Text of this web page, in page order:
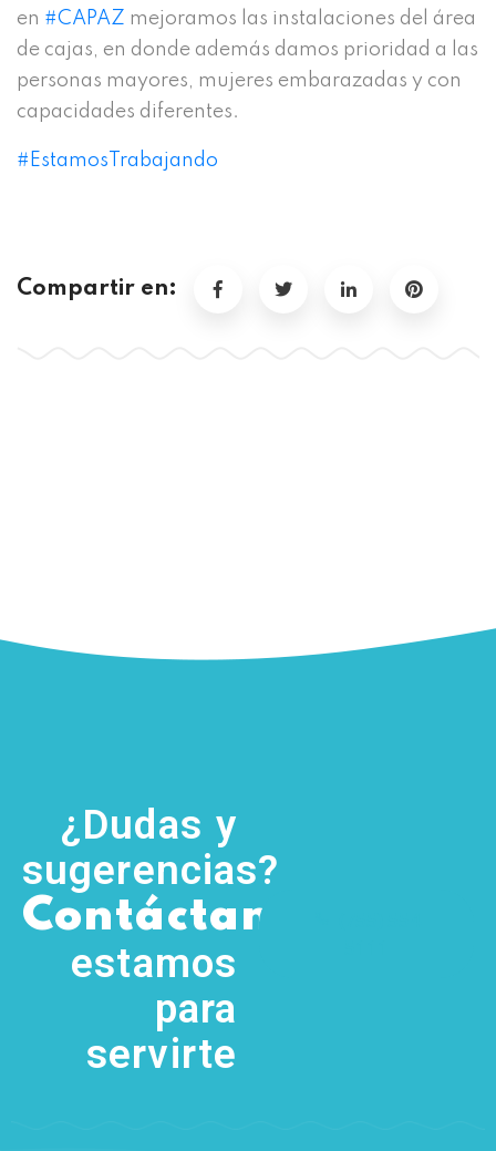
en #CAPAZ mejoramos las instalaciones del área
de cajas, en donde además damos prioridad a las
personas mayores, mujeres embarazadas y con
capacidades diferentes.
#EstamosTrabajando
Compartir en:
¿Dudas y
sugerencias?
Contáctanos
estamos
para
servirte